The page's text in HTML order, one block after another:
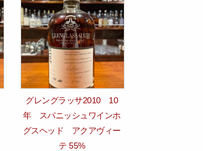
グレングラッサ2010 10
年 スパニッシュワインホ
グスヘッド アクアヴィー
テ 55%